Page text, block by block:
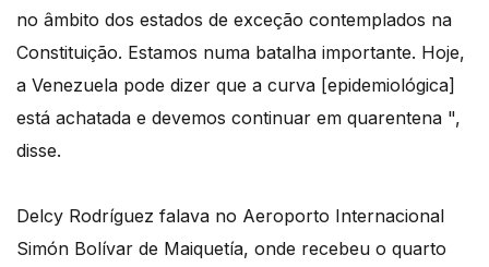
no âmbito dos estados de exceção contemplados na
Constituição. Estamos numa batalha importante. Hoje,
a Venezuela pode dizer que a curva [epidemiológica]
está achatada e devemos continuar em quarentena ",
disse.
Delcy Rodríguez falava no Aeroporto Internacional
Simón Bolívar de Maiquetía, onde recebeu o quarto